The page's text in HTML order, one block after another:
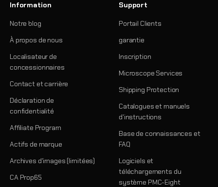
Information
Notre blog
À propos de nous
Localisateur de
concessionnaires
Contact et carrière
Déclaration de
confidentialité
Affiliate Program
Actifs de marque
Archives d'images (limitées)
CA Prop65
Support
Portail Clients
garantie
Inscription
Microscope Services
Shipping Protection
Catalogues et manuels
d'instructions
Base de connaissances et
FAQ
Logiciels et
téléchargements du
système PMC-Eight